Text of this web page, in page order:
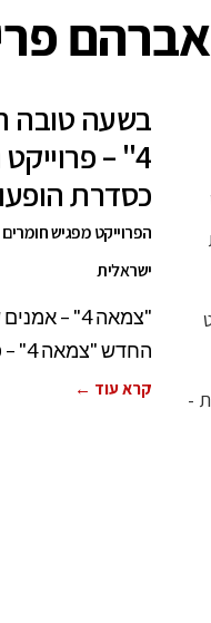
אברהם
בשעה טובה
4" –
כסדרת
הפרוייקט מפגיש
ישראלית
"צמאה 4"
החדש "צמאה 4" – פרוייקט של התוועדויות מוזיקליות,
קרא עוד ←